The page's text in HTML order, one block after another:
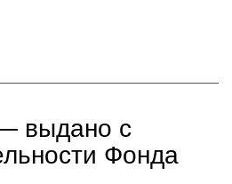
выдано с
Фонда